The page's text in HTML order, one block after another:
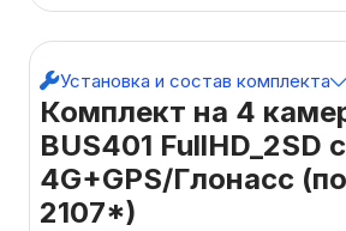
Комплект на 4
BUS401 FullHD_2SD
4G+GPS/Глонасс
2107*)
Установка и состав комплекта